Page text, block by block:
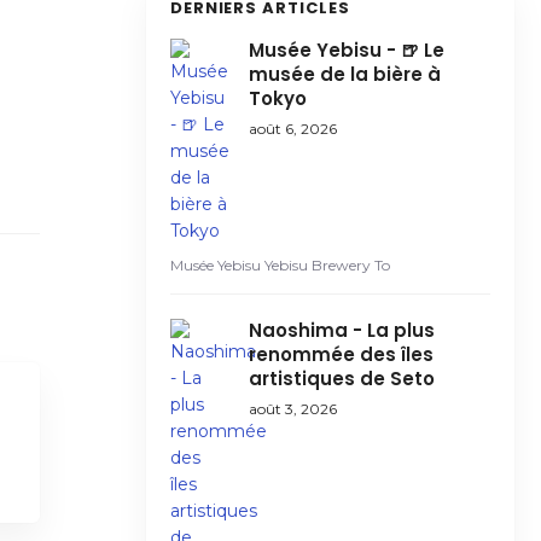
DERNIERS ARTICLES
Musée Yebisu - 🍺 Le
musée de la bière à
Tokyo
août 6, 2026
Musée Yebisu Yebisu Brewery To
Naoshima - La plus
renommée des îles
artistiques de Seto
août 3, 2026